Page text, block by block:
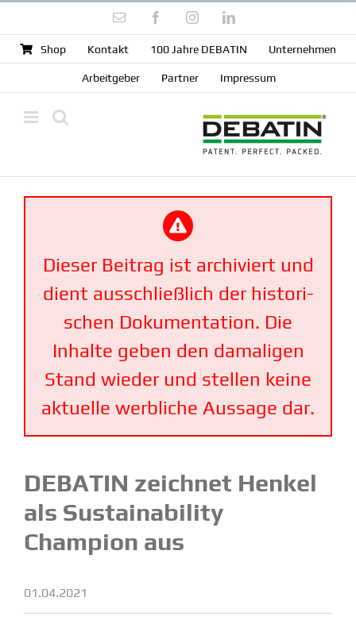
springen
E-
FacebookInstagramLinkedIn
Shop Kontakt 100 Jahre DEBATIN Unter­nehmen
Arbeit­geber Partner Impressum
Dieser Beitrag ist archi­viert und
dient ausschließlich der histo­ri­
schen Dokumen­tation. Die
Inhalte geben den damaligen
Stand wieder und stellen keine
aktuelle werbliche Aussage dar.
DEBATIN zeichnet Henkel
als Sustaina­bility
Champion aus
01.04.2021